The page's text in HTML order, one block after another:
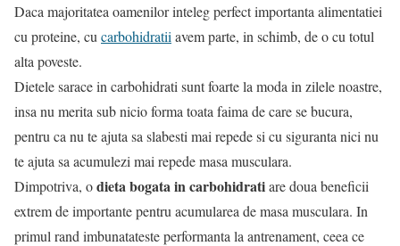
Daca majoritatea oamenilor inteleg perfect importanta alimentatiei
cu proteine, cu carbohidratii avem parte, in schimb, de o cu totul
alta poveste.
Dietele sarace in carbohidrati sunt foarte la moda in zilele noastre,
insa nu merita sub nicio forma toata faima de care se bucura,
pentru ca nu te ajuta sa slabesti mai repede si cu siguranta nici nu
te ajuta sa acumulezi mai repede masa musculara.
Dimpotriva, odieta bogata in carbohidratiare doua beneficii
extrem de importante pentru acumularea de masa musculara. In
primul rand imbunatateste performanta la antrenament, ceea ce